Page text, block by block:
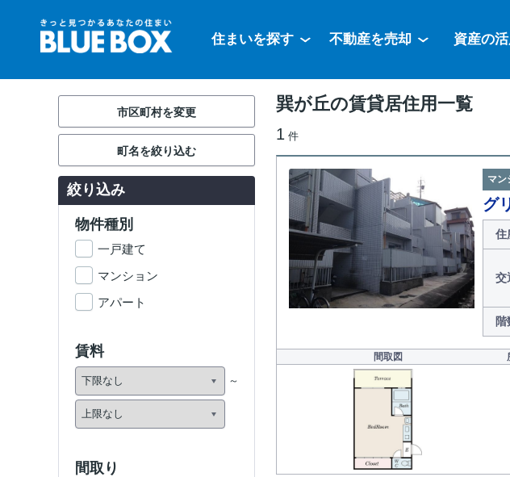
住まいを探す 不動産を売却 資産の活
巽が丘の賃貸居住用一覧
1 件
マン
グ
住
交
階
間取図
市区町村を変更
町名を絞り込む
絞り込み
物件種別
一戸建て
マンション
アパート
賃料
間取り